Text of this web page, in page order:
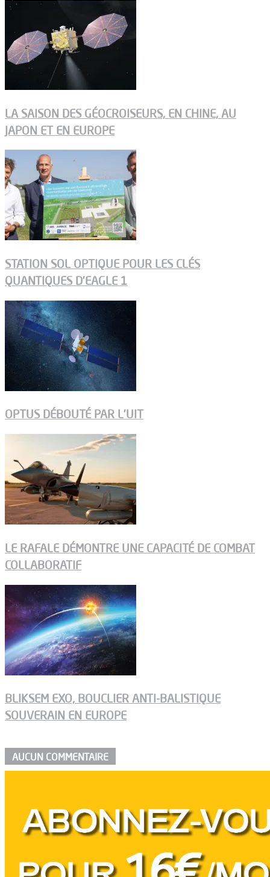
LA SAISON DES GÉOCROISEURS, EN CHINE, AU
JAPON ET EN EUROPE
STATION SOL OPTIQUE POUR LES CLÉS
QUANTIQUES D’EAGLE 1
OPTUS DÉBOUTÉ PAR L’UIT
LE RAFALE DÉMONTRE UNE CAPACITÉ DE COMBAT
COLLABORATIF
BLIKSEM EXO, BOUCLIER ANTI-BALISTIQUE
SOUVERAIN EN EUROPE
AUCUN COMMENTAIRE